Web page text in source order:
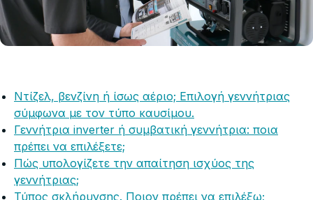
Ντίζελ, βενζίνη ή ίσως αέριο; Επιλογή γεννήτριας
σύμφωνα με τον τύπο καυσίμου.
Γεννήτρια inverter ή συμβατική γεννήτρια: ποια
πρέπει να επιλέξετε;
Πώς υπολογίζετε την απαίτηση ισχύος της
γεννήτριας;
Τύπος σκλήρυνσης. Ποιον πρέπει να επιλέξω;